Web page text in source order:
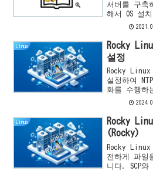
서버를 구축
해서 OS 설
바로 Linux
다. 그리고
넷 접속이
Linux
Rocky
설정
Rocky
설정하여
화를 수행하
Chrony 설
및 동작 확
다.
Linux
Rocky
(Rocky)
Rocky Linux
전하게 파일
니다. SCP